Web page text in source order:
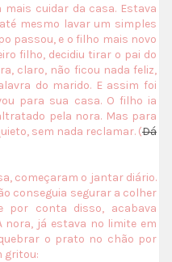
mais cuidar da casa. Estava
mesmo lavar um simples
passou, e o filho mais novo
filho, decidiu tirar o pai do
claro, não ficou nada feliz,
do marido. E assim foi
para sua casa. O filho ia
pela nora. Mas para
sem nada reclamar. (Dá
começaram o jantar diário.
conseguia segurar a colher
por conta disso, acabava
nora, já estava no limite em
o prato no chão por
gritou: